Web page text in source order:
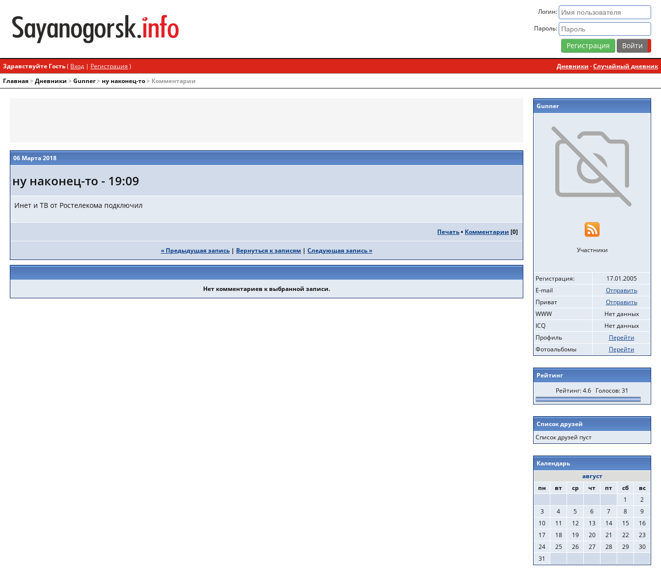
Логин:
Пароль:
Регистрация
Здравствуйте Гость( Вход | Регистрация ) Дневники ·Случайный дневник
Главная> Дневники > Gunner> ну наконец-то> Комментарии
06 Марта 2018
ну наконец-то - 19:09
Инет и ТВ от Ростелекома подключил
Печать• Комментарии [0]
« Предыдущая запись | Вернуться к записям | Следующая запись »
Нет комментариев к выбранной записи.
Gunner
Участники
Регистрация:
17.01.2005
E-mail
Отправить
Приват
Отправить
WWW
Нет данных
ICQ
Нет данных
Профиль
Перейти
Фотоальбомы
Перейти
Рейтинг
Рейтинг: 4.6 Голосов: 31
Список друзей
Список друзей пуст
Календарь
август
пн
вт ср чт пт сб
вс
1
2
3
4 5 6 7 8
9
10
11 12 13 14 15
16
17
18 19 20 21 22
23
24
25 26 27 28 29
30
31